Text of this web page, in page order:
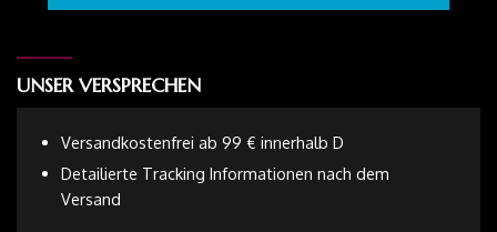
UNSER VERSPRECHEN
Versandkostenfrei ab 99 € innerhalb D
Detailierte Tracking Informationen nach dem
Versand